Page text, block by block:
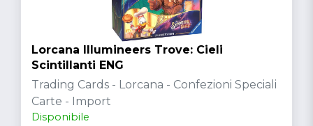
Lorcana Illumineers Trove: Cieli
Scintillanti ENG
Trading Cards - Lorcana - Confezioni Speciali
Carte - Import
Disponibile